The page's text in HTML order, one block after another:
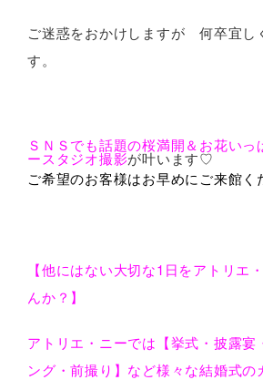
ご迷惑をおかけしますが 何卒宜し
す。
ＳＮＳでも話題の桜満開＆お花いっ
ースタジオ撮影が叶います♡
ご希望のお客様はお早めにご来館く
【他にはない大切な1日をアトリエ
んか？】
アトリエ・ニーでは【挙式・披露宴
ング・前撮り】など様々な結婚式の